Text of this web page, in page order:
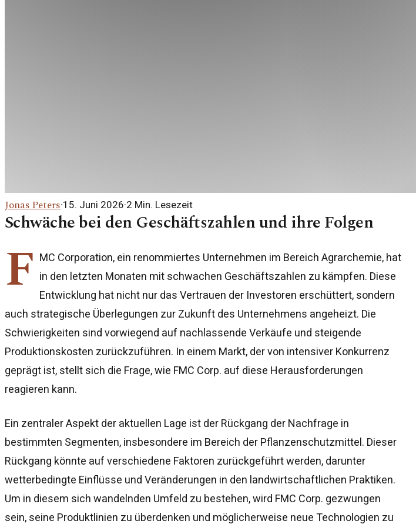
Jonas Peters·15. Juni 2026·2 Min. Lesezeit
Schwäche bei den Geschäftszahlen und ihre Folgen
F MC Corporation, ein renommiertes Unternehmen im Bereich Agrarchemie, hat
in den letzten Monaten mit schwachen Geschäftszahlen zu kämpfen. Diese
Entwicklung hat nicht nur das Vertrauen der Investoren erschüttert, sondern
auch strategische Überlegungen zur Zukunft des Unternehmens angeheizt. Die
Schwierigkeiten sind vorwiegend auf nachlassende Verkäufe und steigende
Produktionskosten zurückzuführen. In einem Markt, der von intensiver Konkurrenz
geprägt ist, stellt sich die Frage, wie FMC Corp. auf diese Herausforderungen
reagieren kann.
Ein zentraler Aspekt der aktuellen Lage ist der Rückgang der Nachfrage in
bestimmten Segmenten, insbesondere im Bereich der Pflanzenschutzmittel. Dieser
Rückgang könnte auf verschiedene Faktoren zurückgeführt werden, darunter
wetterbedingte Einflüsse und Veränderungen in den landwirtschaftlichen Praktiken.
Um in diesem sich wandelnden Umfeld zu bestehen, wird FMC Corp. gezwungen
sein, seine Produktlinien zu überdenken und möglicherweise neue Technologien zu